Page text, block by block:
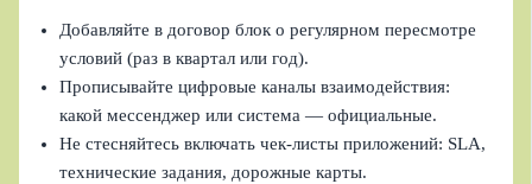
Добавляйте в договор блок о регулярном пересмотре
условий (раз в квартал или год).
Прописывайте цифровые каналы взаимодействия:
какой мессенджер или система — официальные.
Не стесняйтесь включать чек-листы приложений: SLA,
технические задания, дорожные карты.